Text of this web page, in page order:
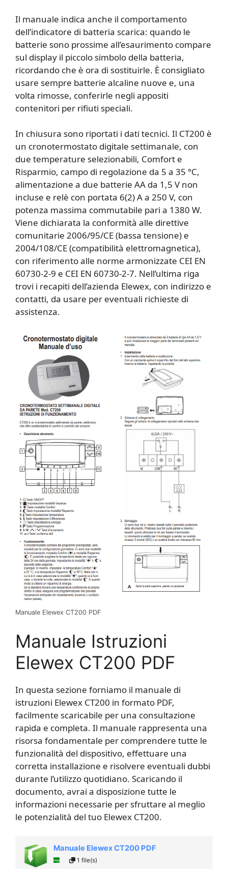
Il manuale indica anche il comportamento
dell’indicatore di batteria scarica: quando le
batterie sono prossime all’esaurimento compare
sul display il piccolo simbolo della batteria,
ricordando che è ora di sostituirle. È consigliato
usare sempre batterie alcaline nuove e, una
volta rimosse, conferirle negli appositi
contenitori per rifiuti speciali.
In chiusura sono riportati i dati tecnici. Il CT200 è
un cronotermostato digitale settimanale, con
due temperature selezionabili, Comfort e
Risparmio, campo di regolazione da 5 a 35 °C,
alimentazione a due batterie AA da 1,5 V non
incluse e relè con portata 6(2) A a 250 V, con
potenza massima commutabile pari a 1380 W.
Viene dichiarata la conformità alle direttive
comunitarie 2006/95/CE (bassa tensione) e
2004/108/CE (compatibilità elettromagnetica),
con riferimento alle norme armonizzate CEI EN
60730-2-9 e CEI EN 60730-2-7. Nell’ultima riga
trovi i recapiti dell’azienda Elewex, con indirizzo e
contatti, da usare per eventuali richieste di
assistenza.
Manuale Elewex CT200 PDF
Manuale Istruzioni
Elewex CT200 PDF
In questa sezione forniamo il manuale di
istruzioni Elewex CT200 in formato PDF,
facilmente scaricabile per una consultazione
rapida e completa. Il manuale rappresenta una
risorsa fondamentale per comprendere tutte le
funzionalità del dispositivo, effettuare una
corretta installazione e risolvere eventuali dubbi
durante l’utilizzo quotidiano. Scaricando il
documento, avrai a disposizione tutte le
informazioni necessarie per sfruttare al meglio
le potenzialità del tuo Elewex CT200.
Manuale Elewex CT200 PDF
1 file(s)